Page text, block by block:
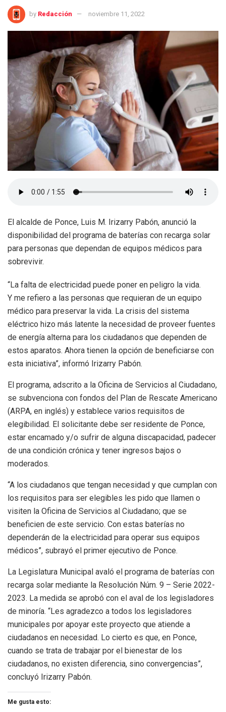
by Redacción noviembre 11, 2022
El alcalde de Ponce, Luis M. Irizarry Pabón, anunció la
disponibilidad del programa de baterías con recarga solar
para personas que dependan de equipos médicos para
sobrevivir.
“La falta de electricidad puede poner en peligro la vida.
Y me refiero a las personas que requieran de un equipo
médico para preservar la vida. La crisis del sistema
eléctrico hizo más latente la necesidad de proveer fuentes
de energía alterna para los ciudadanos que dependen de
estos aparatos. Ahora tienen la opción de beneficiarse con
esta iniciativa”, informó Irizarry Pabón.
El programa, adscrito a la Oficina de Servicios al Ciudadano,
se subvenciona con fondos del Plan de Rescate Americano
(ARPA, en inglés) y establece varios requisitos de
elegibilidad. El solicitante debe ser residente de Ponce,
estar encamado y/o sufrir de alguna discapacidad, padecer
de una condición crónica y tener ingresos bajos o
moderados.
“A los ciudadanos que tengan necesidad y que cumplan con
los requisitos para ser elegibles les pido que llamen o
visiten la Oficina de Servicios al Ciudadano; que se
beneficien de este servicio. Con estas baterías no
dependerán de la electricidad para operar sus equipos
médicos”, subrayó el primer ejecutivo de Ponce.
La Legislatura Municipal avaló el programa de baterías con
recarga solar mediante la Resolución Núm. 9 – Serie 2022-
2023. La medida se aprobó con el aval de los legisladores
de minoría. “Les agradezco a todos los legisladores
municipales por apoyar este proyecto que atiende a
ciudadanos en necesidad. Lo cierto es que, en Ponce,
cuando se trata de trabajar por el bienestar de los
ciudadanos, no existen diferencia, sino convergencias”,
concluyó Irizarry Pabón.
Me gusta esto: